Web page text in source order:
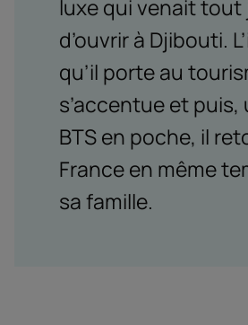
luxe qui venait
d’ouvrir à Djibouti.
qu’il porte au
s’accentue et puis,
BTS en poche, il
France en même
sa famille.